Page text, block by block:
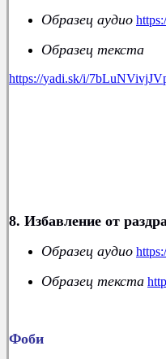
Образец аудио https
Образец текста
https://yadi.sk/i/7
8. Избавление от
Образец аудио https
Образец текста
Фоби